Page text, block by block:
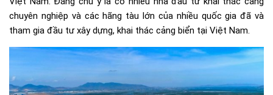
chuyên nghiệp và các hãng tàu lớn của nhiều quốc gia đã và
tham gia đầu tư xây dựng, khai thác cảng biển tại Việt Nam.